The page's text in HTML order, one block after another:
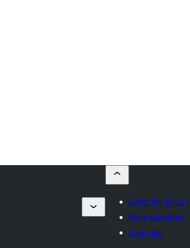
Send inn en
Mine favoritter
Logg inn